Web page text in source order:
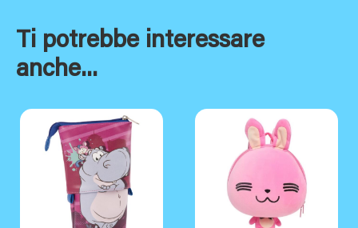
Ti potrebbe interessare
anche...